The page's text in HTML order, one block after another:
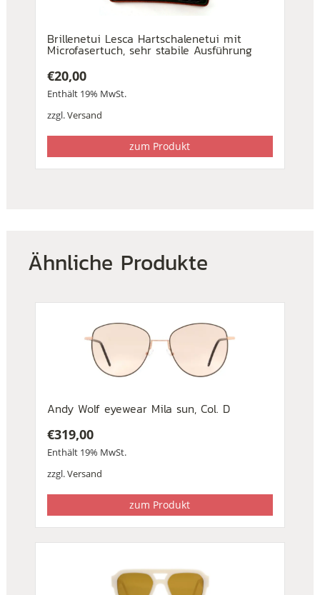
Brillenetui Lesca Hartschalenetui mit
Microfasertuch, sehr stabile Ausführung
€20,00
Enthält 19% MwSt.
zzgl.Versand
zum Produkt
Ähnliche Produkte
Andy Wolf eyewear Mila sun, Col. D
€319,00
Enthält 19% MwSt.
zzgl.Versand
zum Produkt